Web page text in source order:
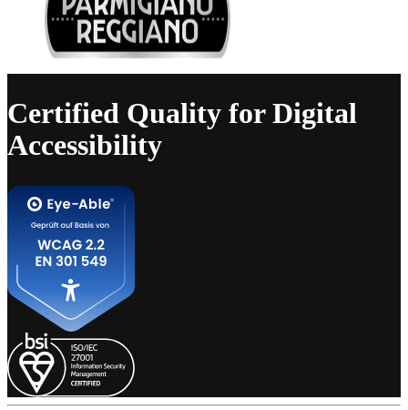
Certified Quality for Digital
Accessibility